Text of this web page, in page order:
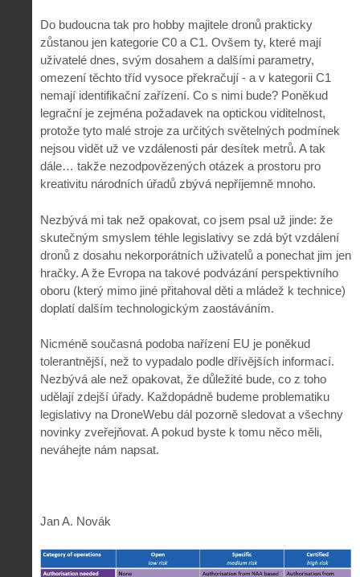
Do budoucna tak pro hobby majitele dronů prakticky
zůstanou jen kategorie C0 a C1. Ovšem ty, které mají
uživatelé dnes, svým dosahem a dalšími parametry,
omezení těchto tříd vysoce překračují - a v kategorii C1
nemají identifikační zařízení. Co s nimi bude? Poněkud
legrační je zejména požadavek na optickou viditelnost,
protože tyto malé stroje za určitých světelných podmínek
nejsou vidět už ve vzdálenosti pár desítek metrů. A tak
dále… takže nezodpovězených otázek a prostoru pro
kreativitu národních úřadů zbývá nepříjemně mnoho.
Nezbývá mi tak než opakovat, co jsem psal už jinde: že
skutečným smyslem téhle legislativy se zdá být vzdálení
dronů z dosahu nekorporátních uživatelů a ponechat jim jen
hračky. A že Evropa na takové podvázání perspektivního
oboru (který mimo jiné přitahoval děti a mládež k technice)
doplatí dalším technologickým zaostáváním.
Nicméně současná podoba nařízení EU je poněkud
tolerantnější, než to vypadalo podle dřívějších informací.
Nezbývá ale než opakovat, že důležité bude, co z toho
udělají zdejší úřady. Každopádně budeme problematiku
legislativy na DroneWebu dál pozorně sledovat a všechny
novinky zveřejňovat. A pokud byste k tomu něco měli,
neváhejte nám napsat.
Jan A. Novák